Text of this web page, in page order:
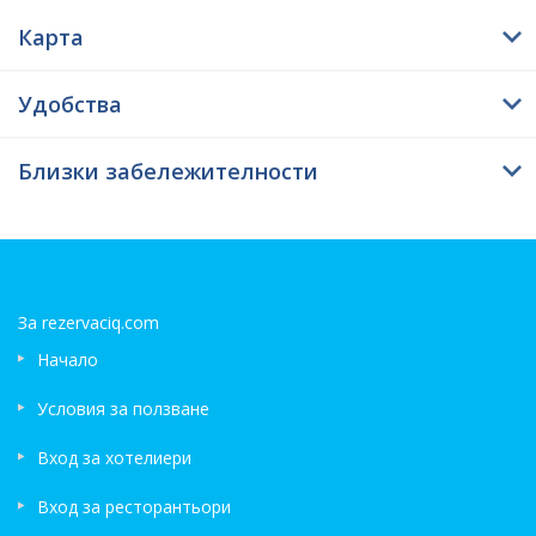
12:00 часа. За удобство Къща за гости Тео предлага на
Горепосочената екстра е определена от реални гости като
превъзходна.
Карта
Удобства
Близки забележителности
За rezervaciq.com
Начало
Условия за ползване
Вход за хотелиери
Вход за ресторантьори